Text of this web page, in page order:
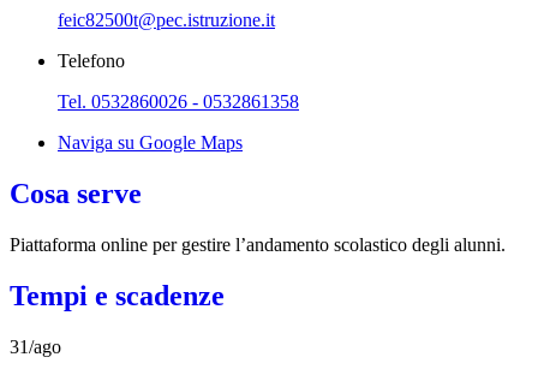
feic82500t@pec.istruzione.it
Telefono
Tel. 0532860026 - 0532861358
Naviga su Google Maps
Cosa serve
Piattaforma online per gestire l’andamento scolastico degli alunni.
Tempi e scadenze
31/ago